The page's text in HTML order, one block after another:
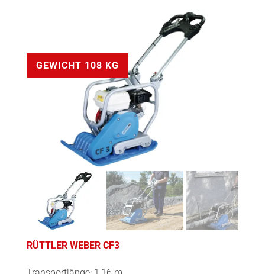
GEWICHT 108 KG
RÜTTLER WEBER CF3